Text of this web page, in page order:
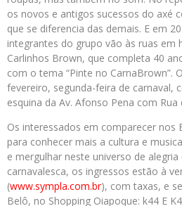
os novos e antigos sucessos do axé
que se diferencia das demais. E em
integrantes do grupo vão às ruas em
Carlinhos Brown, que completa 40
com o tema “Pinte no CarnaBrown”.
fevereiro, segunda-feira de carnaval,
esquina da Av. Afonso Pena com Rua
Os interessados em comparecer nos
para conhecer mais a cultura e
e mergulhar neste universo de alegria
carnavalesca, os ingressos estão à
(www.sympla.com.br), com taxas, e
Belô, no Shopping Oiapoque: k44 E